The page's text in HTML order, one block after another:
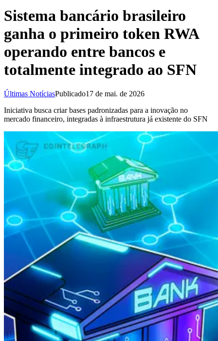
Sistema bancário brasileiro
ganha o primeiro token RWA
operando entre bancos e
totalmente integrado ao SFN
Últimas NotíciasPublicado17 de mai. de 2026
Iniciativa busca criar bases padronizadas para a inovação no
mercado financeiro, integradas à infraestrutura já existente do SFN